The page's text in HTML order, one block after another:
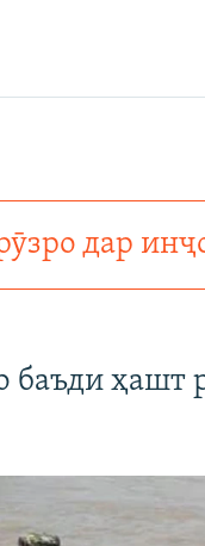
дар
баъди ҳашт